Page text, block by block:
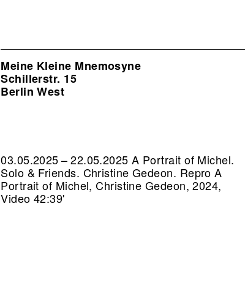
Meine Kleine Mnemosyne
Schillerstr. 15
Berlin West
03.05.2025 – 22.05.2025 A Portrait of Michel.
Solo & Friends. Christine Gedeon. Repro A
Portrait of Michel, Christine Gedeon, 2024,
Video 42:39'